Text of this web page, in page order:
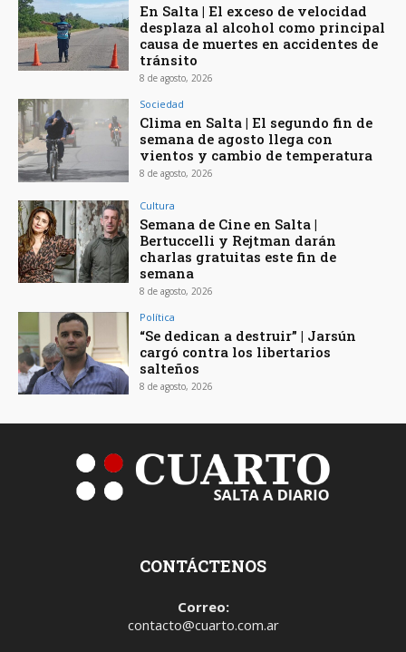
En Salta | El exceso de velocidad
desplaza al alcohol como principal
causa de muertes en accidentes de
tránsito
8 de agosto, 2026
Sociedad
Clima en Salta | El segundo fin de
semana de agosto llega con
vientos y cambio de temperatura
8 de agosto, 2026
Cultura
Semana de Cine en Salta |
Bertuccelli y Rejtman darán
charlas gratuitas este fin de
semana
8 de agosto, 2026
Política
“Se dedican a destruir” | Jarsún
cargó contra los libertarios
salteños
8 de agosto, 2026
CONTÁCTENOS
Correo:
contacto@cuarto.com.ar